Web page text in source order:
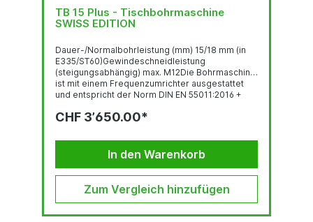
TB 15 Plus - Tischbohrmaschine
SWISS EDITION
Dauer-/Normalbohrleistung (mm) 15/18 mm (in
E335/ST60)Gewindeschneidleistung
(steigungsabhängig) max. M12Die Bohrmaschine
ist mit einem Frequenzumrichter ausgestattet
und entspricht der Norm DIN EN 55011:2016 +
Sonderausstattung und Zubehör.
OLED-Display Robuste, qualitativ hochwertige
Bohrkopf-Haube mit ergonomisch geneigter...
CHF 3’650.00*
In den Warenkorb
Zum Vergleich hinzufügen